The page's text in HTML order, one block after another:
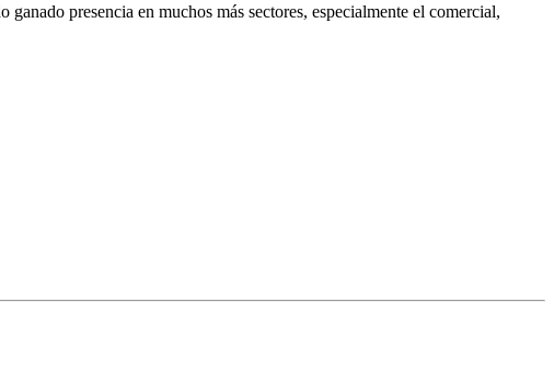
presencia en muchos más sectores, especialmente el comercial,